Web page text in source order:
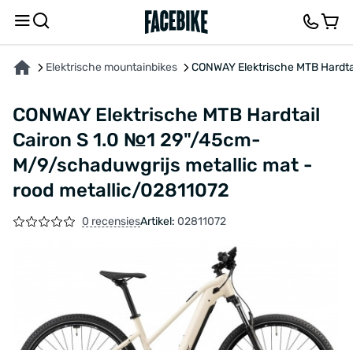
Elektrische mountainbikes CONWAY Elektrische MTB
CONWAY Elektrische MTB Hardtail
Cairon S 1.0 №1 29"/45cm-
M/9/schaduwgrijs metallic mat -
rood metallic/02811072
0 recensiesArtikel: 02811072
OVER HET PRODUCT KENMERKENFEEDBACK EN VRAGEN